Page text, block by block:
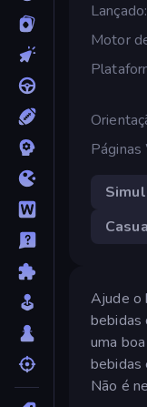
Lançado
Motor
Páginas
Ajude o
bebidas
uma
bebidas
Não é